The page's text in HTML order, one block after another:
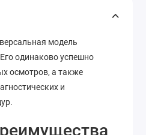
модель
одинаково успешно
осмотров, а также
и